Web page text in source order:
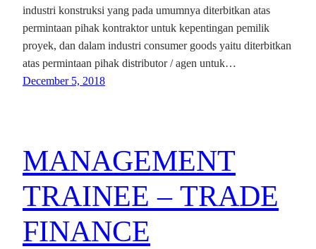
industri konstruksi yang pada umumnya diterbitkan atas
permintaan pihak kontraktor untuk kepentingan pemilik
proyek, dan dalam industri consumer goods yaitu diterbitkan
atas permintaan pihak distributor / agen untuk…
December 5, 2018
MANAGEMENT
TRAINEE – TRADE
FINANCE